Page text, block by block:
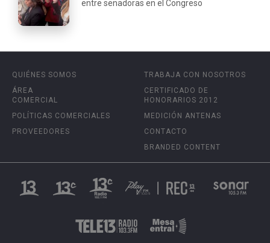
entre senadoras en el Congreso
QUIÉNES SOMOS
ÁREA
COMERCIAL
POLÍTICAS COMERCIALES
PROVEEDORES
TRABAJA CON NOSOTROS
CERTIFICADO DE
HONORARIOS 2012
MEDICIÓN ANTENAS
CONTACTO
BRANDED CONTENT